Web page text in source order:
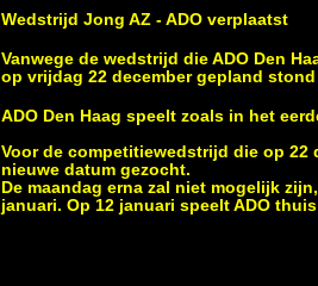
Wedstrijd Jong AZ - ADO verplaatst
Vanwege de wedstrijd die ADO Den
op vrijdag 22 december gepland
ADO Den Haag speelt zoals in het
Voor de competitiewedstrijd die op 22
nieuwe datum gezocht.
De maandag erna zal niet mogelijk
januari. Op 12 januari speelt ADO